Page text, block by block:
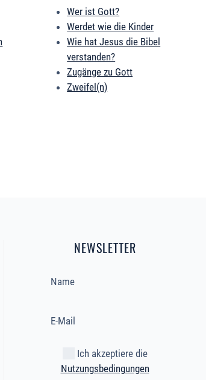
Wer ist Gott?
Werdet wie die Kinder
Wie hat Jesus die Bibel
verstanden?
Zugänge zu Gott
Zweifel(n)
NEWSLETTER
Ich akzeptiere die
Nutzungsbedingungen